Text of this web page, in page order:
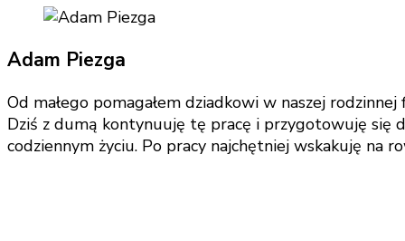
Adam Piezga
Od małego pomagałem dziadkowi w naszej
Dziś z dumą kontynuuję tę pracę i przygotowuję się
codziennym życiu. Po pracy najchętniej wskakuję